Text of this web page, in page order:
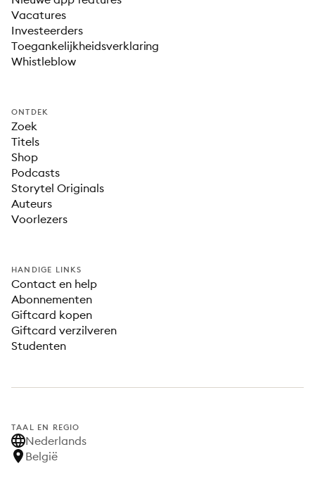
Vacatures
Investeerders
Toegankelijkheidsverklaring
Whistleblow
ONTDEK
Zoek
Titels
Shop
Podcasts
Storytel Originals
Auteurs
Voorlezers
HANDIGE LINKS
Contact en help
Abonnementen
Giftcard kopen
Giftcard verzilveren
Studenten
TAAL EN REGIO
Nederlands
België